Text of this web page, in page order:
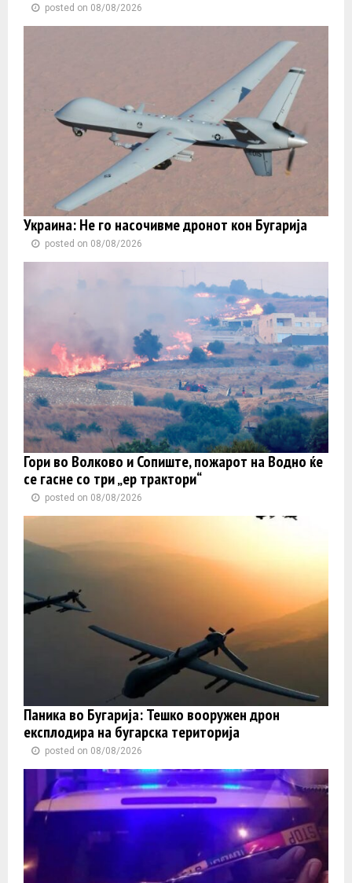
posted on 08/08/2026
Украина: Не го насочивме дронот кон Бугарија
posted on 08/08/2026
Гори во Волково и Сопиште, пожарот на Водно ќе
се гасне со три „ер трактори“
posted on 08/08/2026
Паника во Бугарија: Тешко вооружен дрон
експлодира на бугарска територија
posted on 08/08/2026